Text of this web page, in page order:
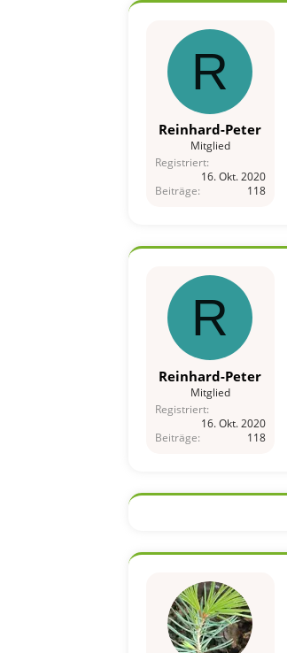
R
Reinhard-Peter
Mitglied
Registriert
16. Okt. 2020
Beiträge
118
R
Reinhard-Peter
Mitglied
Registriert
16. Okt. 2020
Beiträge
118